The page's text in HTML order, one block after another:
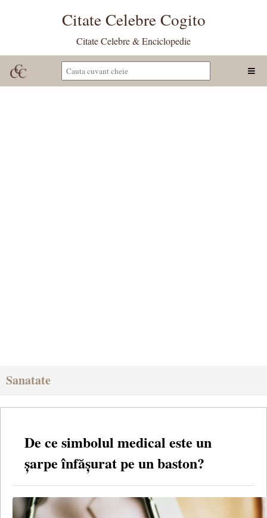
Citate Celebre Cogito
Citate Celebre & Enciclopedie
Sanatate
De ce simbolul medical este un
șarpe înfășurat pe un baston?